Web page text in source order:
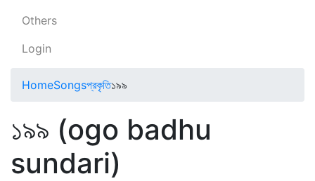
Others
Login
HomeSongsপ্রকৃতি১৯৯
১৯৯ (ogo badhu
sundari)